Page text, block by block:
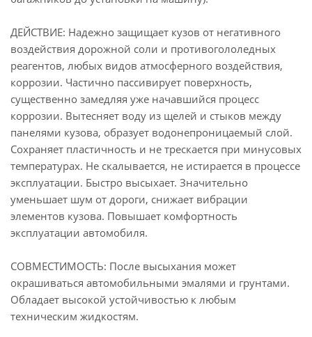
ДЕЙСТВИЕ: Надежно защищает кузов от негативного
воздействия дорожной соли и противогололедных
реагентов, любых видов атмосферного воздействия,
коррозии. Частично пассивирует поверхность,
существенно замедляя уже начавшийся процесс
коррозии. Вытесняет воду из щелей и стыков между
панелями кузова, образует водонепроницаемый слой.
Сохраняет пластичность и не трескается при минусовых
температурах. Не скалывается, не истирается в процессе
эксплуатации. Быстро высыхает. Значительно
уменьшает шум от дороги, снижает вибрации
элементов кузова. Повышает комфортность
эксплуатации автомобиля.
СОВМЕСТИМОСТЬ: После высыхания может
окрашиваться автомобильными эмалями и грунтами.
Обладает высокой устойчивостью к любым
техническим жидкостям.